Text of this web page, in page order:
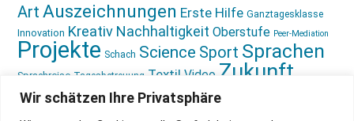
Wir schätzen Ihre Privatsphäre
Art Auszeichnungen Erste Hilfe Ganztagesklasse
Innovation Kreativ Nachhaltigkeit Oberstufe Peer-Mediation
Projekte Schach Science Sport Sprachen
Sprachreise Tagesbetreuung Textil Video Zukunft
gestalten Ökologie